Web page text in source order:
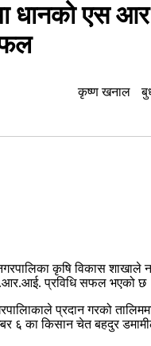
धानको एस
कृष्ण खनाल
कृषि विकास शाखाले
प्रविधि सफल भएको छ
प्रदान गरको
६ का किसान चेत बहदुर